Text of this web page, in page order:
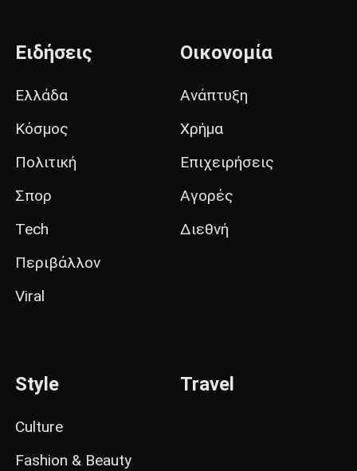
Ειδήσεις
Ελλάδα
Κόσμος
Πολιτική
Σπορ
Tech
Περιβάλλον
Viral
Οικονομία
Ανάπτυξη
Χρήμα
Επιχειρήσεις
Αγορές
Διεθνή
Style
Culture
Fashion & Beauty
Travel